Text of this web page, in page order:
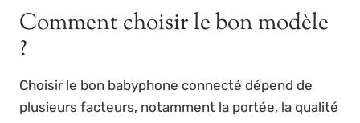
Comment choisir le bon modèle
?
Choisir le bon babyphone connecté dépend de
plusieurs facteurs, notamment la portée, la qualité